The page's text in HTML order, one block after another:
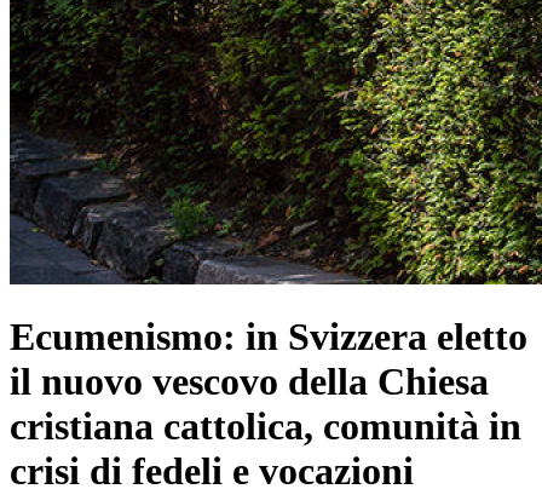
Ecumenismo: in Svizzera eletto
il nuovo vescovo della Chiesa
cristiana cattolica, comunità in
crisi di fedeli e vocazioni